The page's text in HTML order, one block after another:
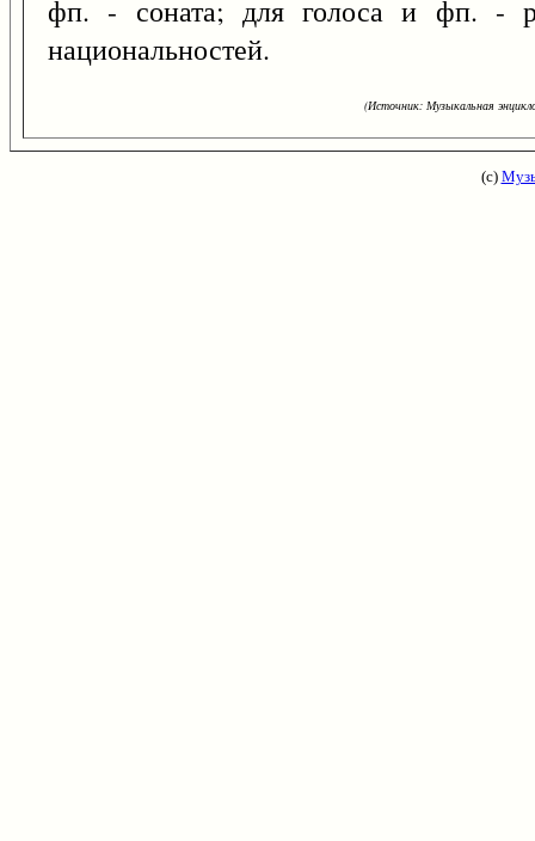
фп. - соната; для голоса и фп. -
национальностей.
(Источник: Музыкальная
(с)